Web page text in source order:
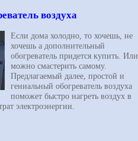
воздуха
Если дома холодно, то хочешь, не
хочешь а дополнительный
обогреватель придется купить. Или
можно смастерить самому.
Предлагаемый далее, простой и
гениальный обогреватель воздуха
поможет быстро нагреть воздух в
электроэнергии.